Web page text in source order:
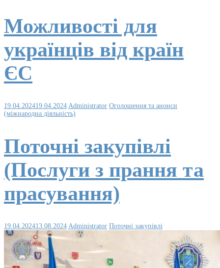
Можливості для
українців від країн
ЄС
19.04.202419.04.2024 Administrator Оголошення та анонси
(міжнародна діяльність)
Поточні закупівлі
(Послуги з прання та
прасування)
19.04.202413.08.2024 Administrator Поточні закупівлі